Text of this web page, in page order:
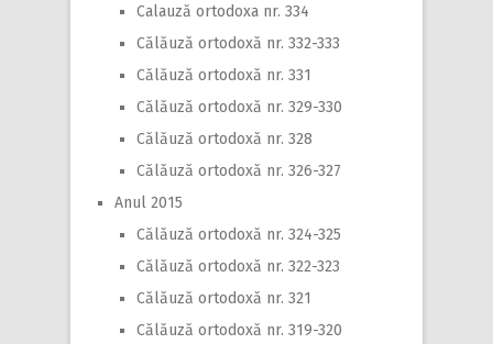
Calauză ortodoxa nr. 334
Călăuză ortodoxă nr. 332-333
Călăuză ortodoxă nr. 331
Călăuză ortodoxă nr. 329-330
Călăuză ortodoxă nr. 328
Călăuză ortodoxă nr. 326-327
Anul 2015
Călăuză ortodoxă nr. 324-325
Călăuză ortodoxă nr. 322-323
Călăuză ortodoxă nr. 321
Călăuză ortodoxă nr. 319-320